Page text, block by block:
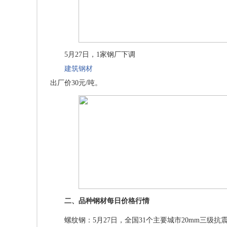
5月27日，1家钢厂下调
建筑钢材
出厂价30元/吨。
二、品种钢材每日价格行情
螺纹钢：5月27日，全国31个主要城市20mm三级抗